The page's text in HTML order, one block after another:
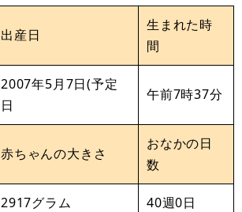
出産日
生まれた時
間
2007年5月7日(予定
日
午前7時37分
赤ちゃんの大きさ
おなかの日
数
2917グラム 40週0日